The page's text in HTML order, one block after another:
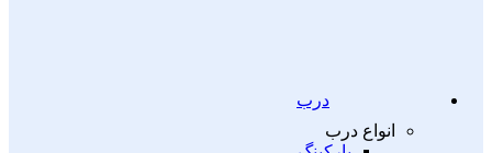
درب
انواع درب